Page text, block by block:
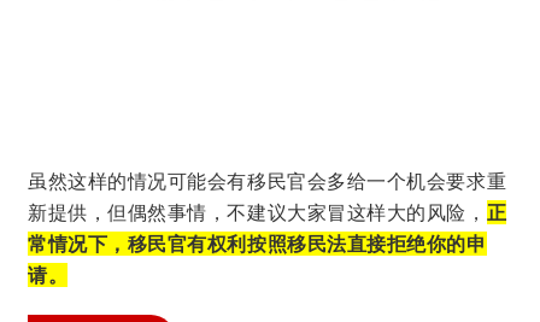
虽然这样的情况可能会有移民官会多给一个机会要求重
新提供，但偶然事情，不建议大家冒这样大的风险， 正
常情况下，移民官有权利按照移民法直接拒绝你的申
请。